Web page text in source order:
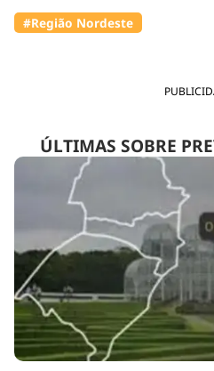
ÚLTIMAS SOBRE
#Região Nordeste